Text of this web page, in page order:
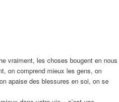
vraiment, les choses bougent en nous
on comprend mieux les gens, on
apaise des blessures en soi, on se